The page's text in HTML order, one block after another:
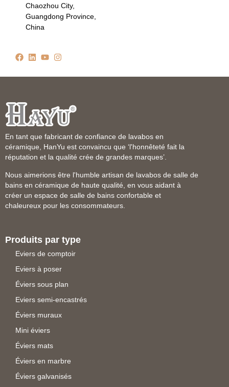
Chaozhou City,
Guangdong Province,
China
En tant que fabricant de confiance de lavabos en
céramique, HanYu est convaincu que ‘l'honnêteté fait la
réputation et la qualité crée de grandes marques’.
Nous aimerions être l'humble artisan de lavabos de salle de
bains en céramique de haute qualité, en vous aidant à
créer un espace de salle de bains confortable et
chaleureux pour les consommateurs.
Produits par type
Eviers de comptoir
Eviers à poser
Éviers sous plan
Eviers semi-encastrés
Éviers muraux
Mini éviers
Éviers mats
Éviers en marbre
Éviers galvanisés